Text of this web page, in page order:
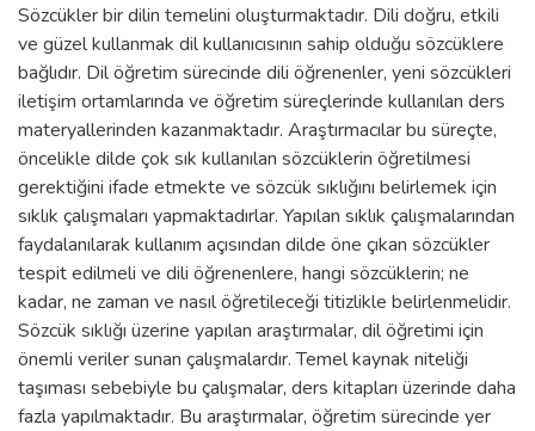
Sözcükler bir dilin temelini oluşturmaktadır. Dili doğru, etkili
ve güzel kullanmak dil kullanıcısının sahip olduğu sözcüklere
bağlıdır. Dil öğretim sürecinde dili öğrenenler, yeni sözcükleri
iletişim ortamlarında ve öğretim süreçlerinde kullanılan ders
materyallerinden kazanmaktadır. Araştırmacılar bu süreçte,
öncelikle dilde çok sık kullanılan sözcüklerin öğretilmesi
gerektiğini ifade etmekte ve sözcük sıklığını belirlemek için
sıklık çalışmaları yapmaktadırlar. Yapılan sıklık çalışmalarından
faydalanılarak kullanım açısından dilde öne çıkan sözcükler
tespit edilmeli ve dili öğrenenlere, hangi sözcüklerin; ne
kadar, ne zaman ve nasıl öğretileceği titizlikle belirlenmelidir.
Sözcük sıklığı üzerine yapılan araştırmalar, dil öğretimi için
önemli veriler sunan çalışmalardır. Temel kaynak niteliği
taşıması sebebiyle bu çalışmalar, ders kitapları üzerinde daha
fazla yapılmaktadır. Bu araştırmalar, öğretim sürecinde yer